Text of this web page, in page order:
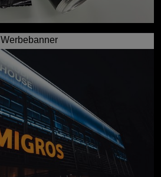
Werbebanner